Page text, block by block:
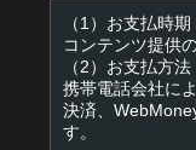
（1）お支払時期
コンテンツ提供
（2）お支払方法
携帯電話会社に
決済、
す。